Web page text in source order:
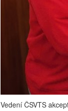
Vedení ČSVTS